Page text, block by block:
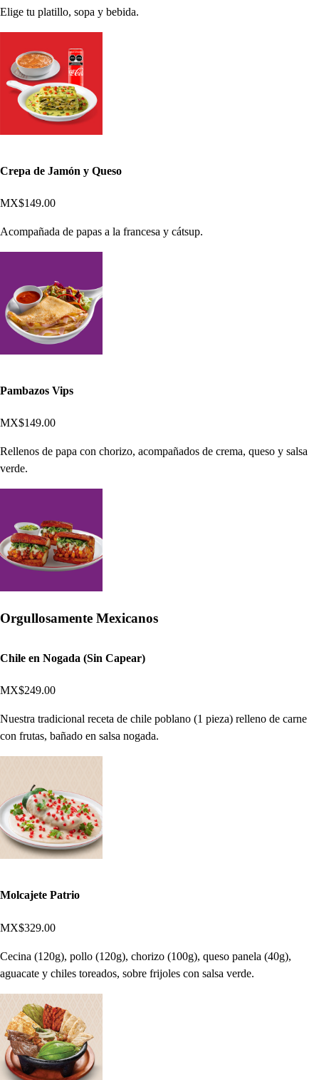
Elige tu platillo, sopa y bebida.
Crepa de Jamón y Queso
MX$149.00
Acompañada de papas a la francesa y cátsup.
Pambazos Vips
MX$149.00
Rellenos de papa con chorizo, acompañados de crema, queso y salsa
verde.
Orgullosamente Mexicanos
Chile en Nogada (Sin Capear)
MX$249.00
Nuestra tradicional receta de chile poblano (1 pieza) relleno de carne
con frutas, bañado en salsa nogada.
Molcajete Patrio
MX$329.00
Cecina (120g), pollo (120g), chorizo (100g), queso panela (40g),
aguacate y chiles toreados, sobre frijoles con salsa verde.